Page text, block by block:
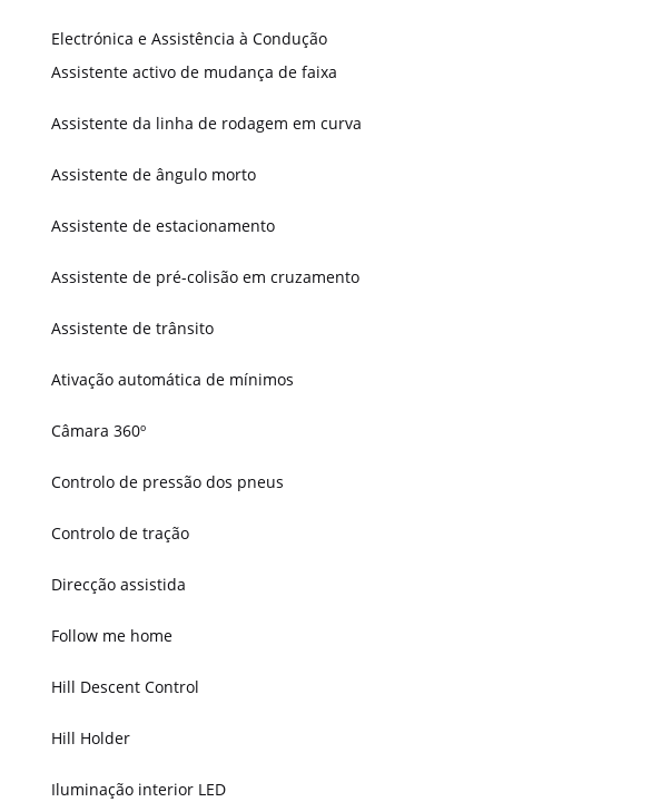
Electrónica e Assistência à Condução
Assistente activo de mudança de faixa
Assistente da linha de rodagem em curva
Assistente de ângulo morto
Assistente de estacionamento
Assistente de pré-colisão em cruzamento
Assistente de trânsito
Ativação automática de mínimos
Câmara 360º
Controlo de pressão dos pneus
Controlo de tração
Direcção assistida
Follow me home
Hill Descent Control
Hill Holder
Iluminação interior LED